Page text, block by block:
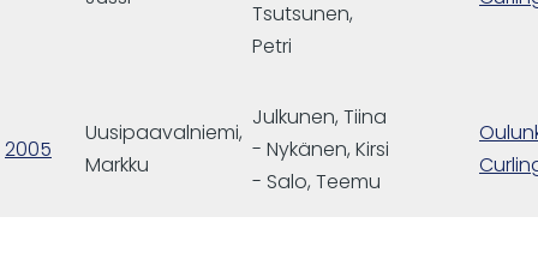
Tsutsunen,
Petri
2005
Uusipaavalniemi,
Markku
Julkunen, Tiina
- Nykänen, Kirsi
- Salo, Teemu